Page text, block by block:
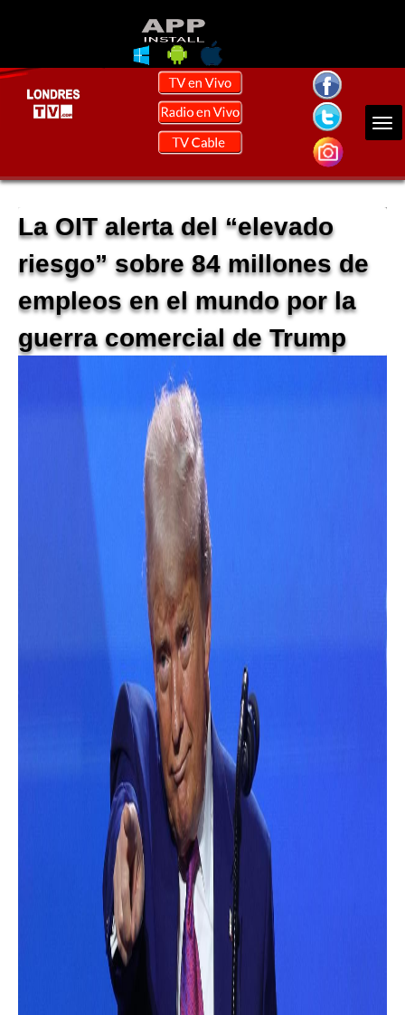
La OIT alerta del “elevado
riesgo” sobre 84 millones de
empleos en el mundo por la
guerra comercial de Trump